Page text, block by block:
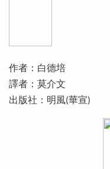
作者：白德培
譯者：莫介文
出版社：明風(華宣)